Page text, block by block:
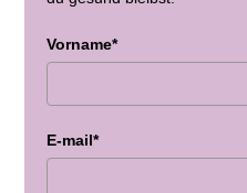
Vorname*
E-mail*